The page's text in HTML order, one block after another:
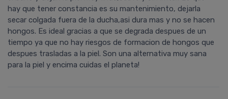
hay que tener constancia es su mantenimiento, dejarla
secar colgada fuera de la ducha,asi dura mas y no se hacen
hongos. Es ideal gracias a que se degrada despues de un
tiempo ya que no hay riesgos de formacion de hongos que
despues trasladas a la piel. Son una alternativa muy sana
para la piel y encima cuidas el planeta!